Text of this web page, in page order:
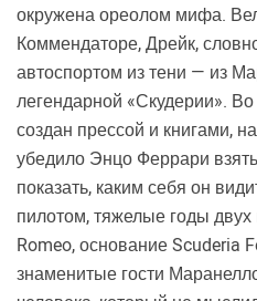
окружена ореолом мифа.
Коммендаторе, Дрейк,
автоспортом из тени — из
легендарной «Скудерии».
создан прессой и книгами,
убедило Энцо Феррари
показать, каким себя он
пилотом, тяжелые годы
Romeo, основание Scuderia
знаменитые гости